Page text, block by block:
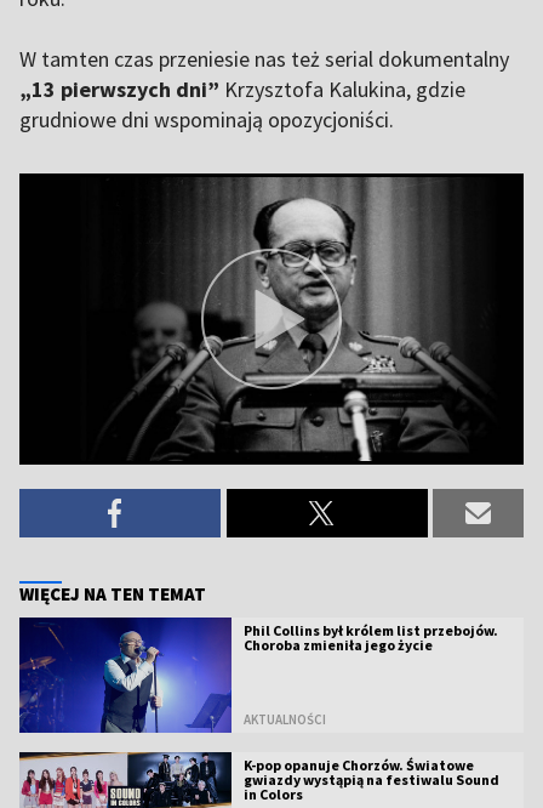
W tamten czas przeniesie nas też serial dokumentalny
„13 pierwszych dni” Krzysztofa Kalukina, gdzie
grudniowe dni wspominają opozycjoniści.
WIĘCEJ NA TEN TEMAT
Phil Collins był królem list przebojów.
Choroba zmieniła jego życie
AKTUALNOŚCI
K-pop opanuje Chorzów. Światowe
gwiazdy wystąpią na festiwalu Sound
in Colors